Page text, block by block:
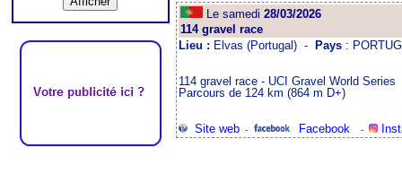
Le samedi 28/03/2026
114 gravel race
Lieu : Elvas (Portugal) - Pays:
114 gravel race - UCI Gravel World Series
Parcours de 124 km (864 m D+)
Site web- Facebook-